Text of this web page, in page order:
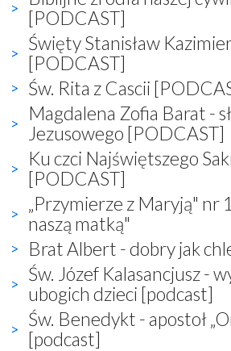
[PODCAST]
Święty Stanisław
[PODCAST]
Św. Rita z Cascii
Magdalena Zofia Barat -
Jezusowego [PODCAST]
Ku czci Najświętszego
[PODCAST]
„Przymierze z Maryją" nr
naszą matką"
Brat Albert - dobry jak
Św. Józef Kalasancjusz -
ubogich dzieci [podcast]
Św. Benedykt - apostoł
[podcast]